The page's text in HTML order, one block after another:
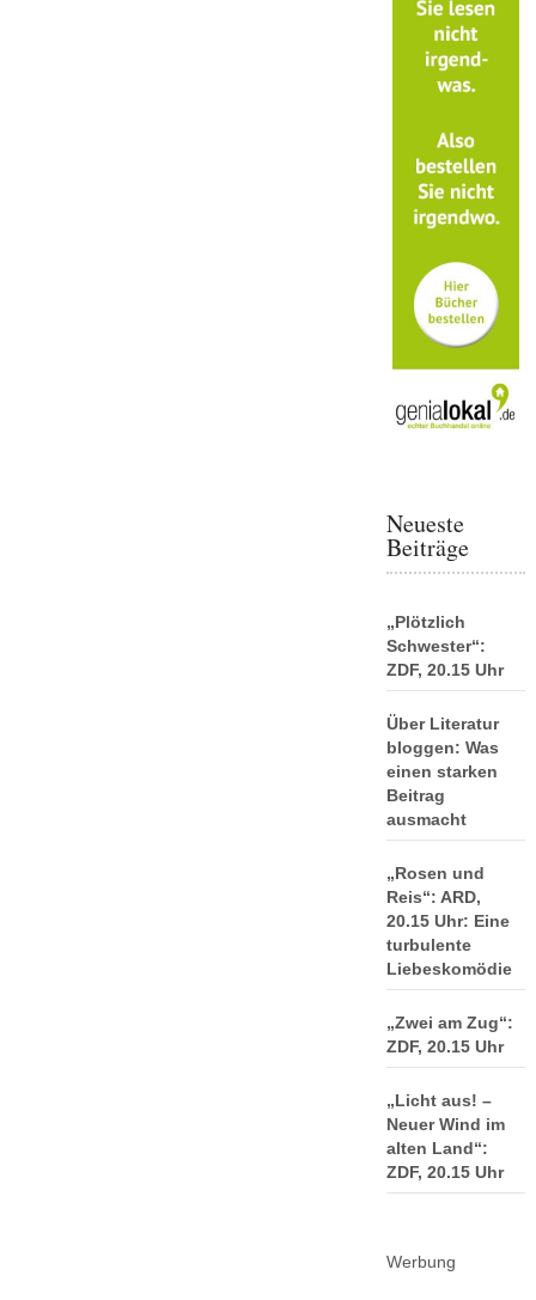
Neueste
Beiträge
„Plötzlich
Schwester“:
ZDF, 20.15 Uhr
Über Literatur
bloggen: Was
einen starken
Beitrag
ausmacht
„Rosen und
Reis“: ARD,
20.15 Uhr: Eine
turbulente
Liebeskomödie
„Zwei am Zug“:
ZDF, 20.15 Uhr
„Licht aus! –
Neuer Wind im
alten Land“:
ZDF, 20.15 Uhr
Werbung